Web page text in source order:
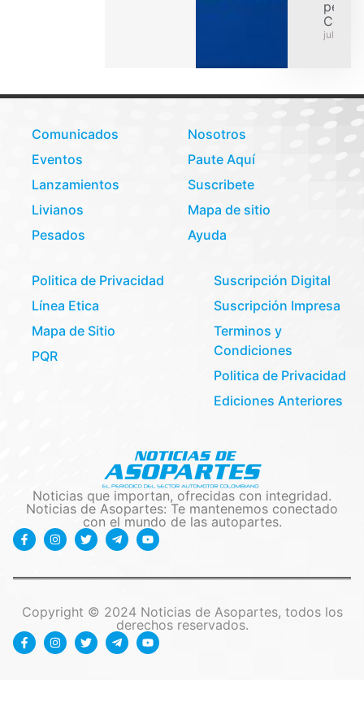
julio 31,
Comunicados
Eventos
Lanzamientos
Livianos
Pesados
Nosotros
Paute Aquí
Suscribete
Mapa de sitio
Ayuda
Politica de Privacidad
Línea Etica
Mapa de Sitio
PQR
Suscripción Digital
Suscripción Impresa
Terminos y
Condiciones
Politica de Privacidad
Ediciones Anteriores
Noticias que importan, ofrecidas con integridad.
Noticias de Asopartes: Te mantenemos conectado
con el mundo de las autopartes.
Copyright © 2024 Noticias de Asopartes, todos los
derechos reservados.